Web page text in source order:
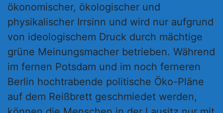
ökonomischer, ökologischer und
physikalischer Irrsinn und wird nur aufgrund
von ideologischem Druck durch mächtige
grüne Meinungsmacher betrieben. Während
im fernen Potsdam und im noch ferneren
Berlin hochtrabende politische Öko-Pläne
auf dem Reißbrett geschmiedet werden,